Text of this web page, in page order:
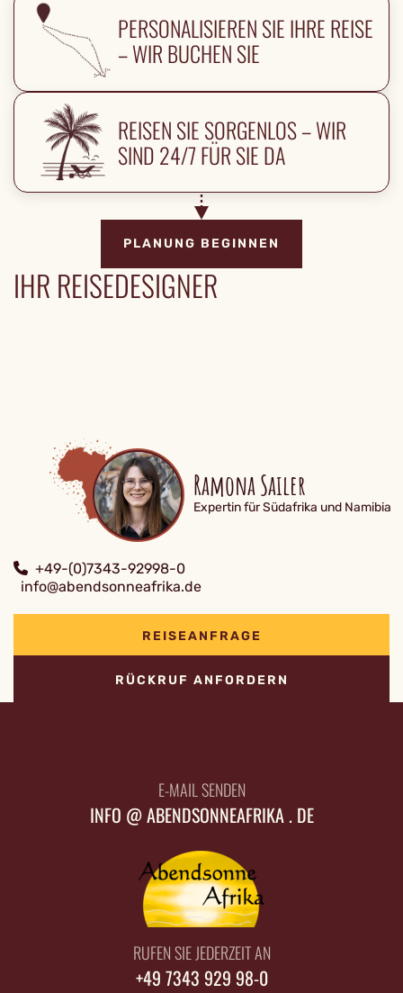
PERSONALISIEREN SIE IHRE REISE
– WIR BUCHEN SIE
REISEN SIE SORGENLOS – WIR
SIND 24/7 FÜR SIE DA
PLANUNG BEGINNEN
IHR REISEDESIGNER
Ramona Sailer
Expertin für Südafrika und Namibia
+49-(0)7343-92998-0
info@abendsonneafrika.de
REISEANFRAGE
RÜCKRUF ANFORDERN
E-MAIL SENDEN
INFO @ ABENDSONNEAFRIKA . DE
RUFEN SIE JEDERZEIT AN
+49 7343 929 98-0